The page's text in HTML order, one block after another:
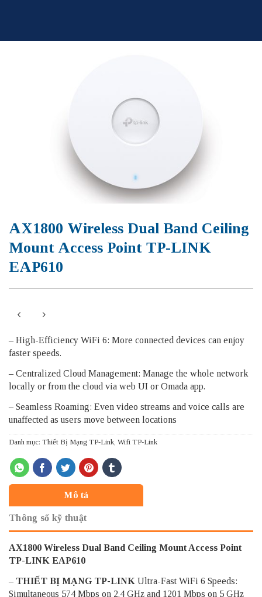
AX1800 Wireless Dual Band Ceiling
Mount Access Point TP-LINK
EAP610
– High-Efficiency WiFi 6: More connected devices can enjoy
faster speeds.
– Centralized Cloud Management: Manage the whole network
locally or from the cloud via web UI or Omada app.
– Seamless Roaming: Even video streams and voice calls are
unaffected as users move between locations
Danh mục: Thiết Bị Mạng TP-Link, Wifi TP-Link
Mô tả
Thông số kỹ thuật
AX1800 Wireless Dual Band Ceiling Mount Access Point
TP-LINK EAP610
– THIẾT BỊ MẠNG TP-LINK Ultra-Fast WiFi 6 Speeds:
Simultaneous 574 Mbps on 2.4 GHz and 1201 Mbps on 5 GHz